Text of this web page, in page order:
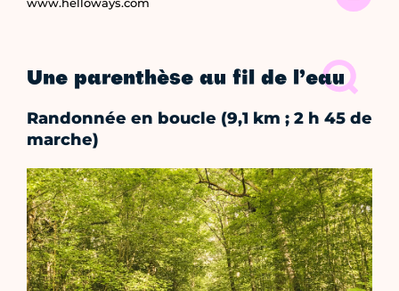
Une parenthèse au fil de l’eau
Randonnée en boucle (9,1 km ; 2 h 45 de
marche)